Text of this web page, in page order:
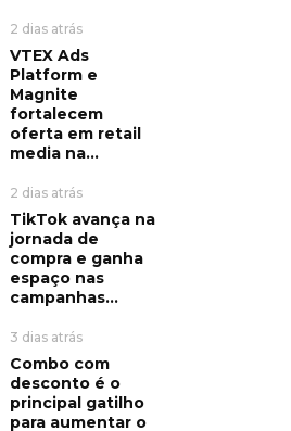
2 dias atrás
VTEX Ads
Platform e
Magnite
fortalecem
oferta em retail
media na...
2 dias atrás
TikTok avança na
jornada de
compra e ganha
espaço nas
campanhas...
3 dias atrás
Combo com
desconto é o
principal gatilho
para aumentar o